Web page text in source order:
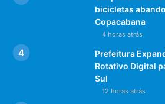
bicicletas
Copacabana
4 horas atrás
Prefeitura
Rotativo Digital
Sul
12 horas atrás